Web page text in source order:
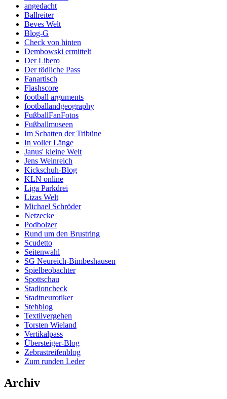
angedacht
Ballreiter
Beves Welt
Blog-G
Check von hinten
Dembowski ermittelt
Der Libero
Der tödliche Pass
Fanartisch
Flashscore
football arguments
footballandgeography
FußballFanFotos
Fußballmuseen
Im Schatten der Tribüne
In voller Länge
Janus' kleine Welt
Jens Weinreich
Kickschuh-Blog
KLN online
Liga Parkdrei
Lizas Welt
Michael Schröder
Netzecke
Podbolzer
Rund um den Brustring
Scudetto
Seitenwahl
SG Neureich-Bimbeshausen
Spielbeobachter
Spottschau
Stadioncheck
Stadtneurotiker
Stehblog
Textilvergehen
Torsten Wieland
Vertikalpass
Übersteiger-Blog
Zebrastreifenblog
Zum runden Leder
Archiv